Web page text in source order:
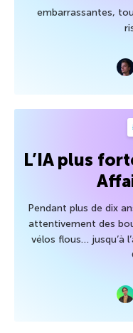
embarrassantes,
L’IA plus
Pendant plus de dix
attentivement des
vélos flous… jusqu’à